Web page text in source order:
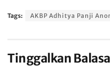
Tags: AKBP Adhitya Panji
Tinggalkan